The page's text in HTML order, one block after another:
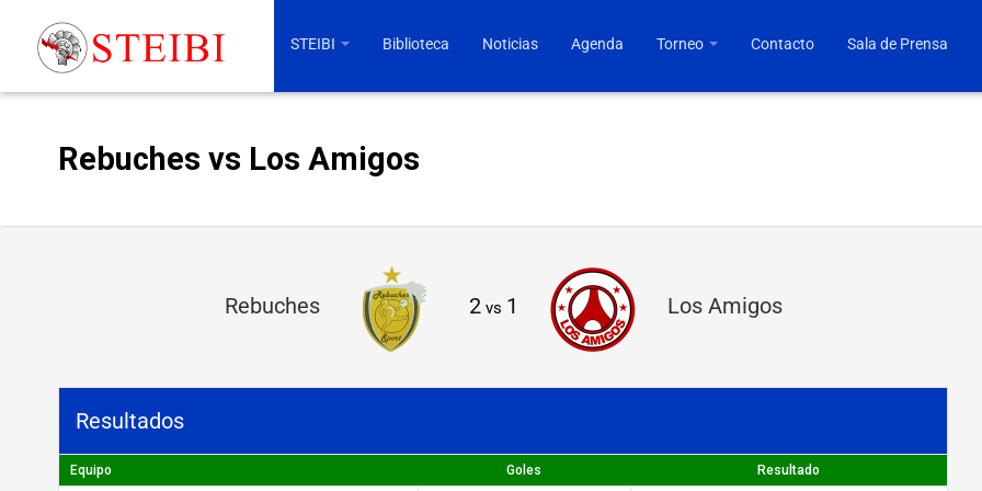
STEIBI Biblioteca Noticias Agenda Torneo Contacto Sala de Prensa
Rebuches vs Los Amigos
u
h
Rebuches 2vs 1 Los Amigos
Resultados
Equipo Goles Resultado